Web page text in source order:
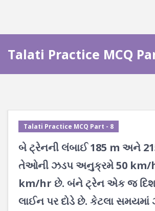
Talati Practice MCQ
Talati Practice MCQ Part - 8
બે ટ્રેનની લંબાઈ 185 m અને
તેઓની ઝડપ અનુક્રમે 50 km/
km/hr છે. બંને ટ્રેન એક જ
લાઈન પર દોડે છે. કેટલા સમયમાં